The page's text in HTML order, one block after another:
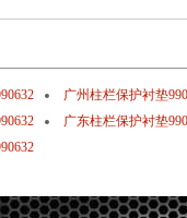
广州柱栏保护衬垫
广东柱栏保护衬垫